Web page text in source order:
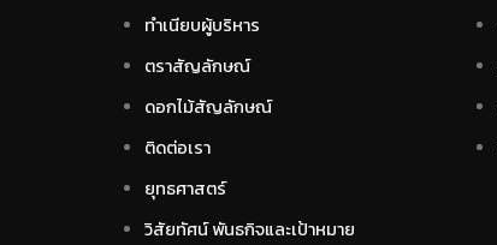
ทำเนียบผู้บริหาร
ตราสัญลักษณ์
ดอกไม้สัญลักษณ์
ติดต่อเรา
ยุทธศาสตร์
วิสัยทัศน์ พันธกิจและเป้าหมาย